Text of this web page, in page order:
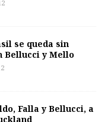
se queda sin
Bellucci y Mello
Falla y Bellucci, a